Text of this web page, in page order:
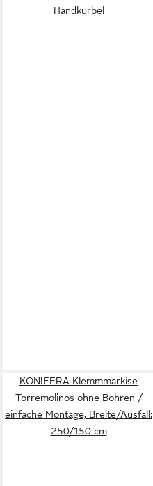
Handkurbel
KONIFERA Klemmmarkise
Torremolinos ohne Bohren /
einfache Montage, Breite/Ausfall:
250/150 cm